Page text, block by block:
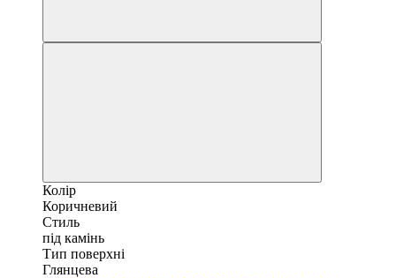
Колір
Коричневий
Стиль
під камінь
Тип поверхні
Глянцева